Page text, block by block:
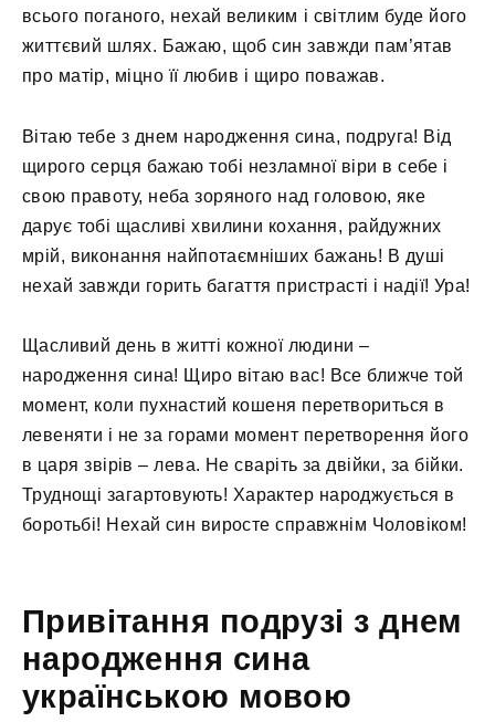
всього поганого, нехай великим і світлим буде його
життєвий шлях. Бажаю, щоб син завжди пам’ятав
про матір, міцно її любив і щиро поважав.
Вітаю тебе з днем ​​народження сина, подруга! Від
щирого серця бажаю тобі незламної віри в себе і
свою правоту, неба зоряного над головою, яке
дарує тобі щасливі хвилини кохання, райдужних
мрій, виконання найпотаємніших бажань! В душі
нехай завжди горить багаття пристрасті і надії! Ура!
Щасливий день в житті кожної людини –
народження сина! Щиро вітаю вас! Все ближче той
момент, коли пухнастий кошеня перетвориться в
левеняти і не за горами момент перетворення його
в царя звірів – лева. Не сваріть за двійки, за бійки.
Труднощі загартовують! Характер народжується в
боротьбі! Нехай син виросте справжнім Чоловіком!
Привітання подрузі з днем
народження сина
українською мовою